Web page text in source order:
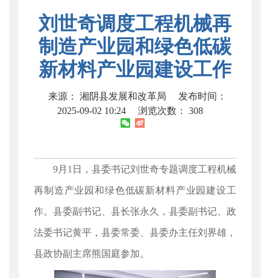
刘世奇调度工程机械再
制造产业园和绿色低碳
新材料产业园建设工作
来源： 湘阴县发展和改革局
发布时间：
2025-09-02 10:24
浏览次数： 308
9月1日，县委书记刘世奇专题调度工程机械
再制造产业园和绿色低碳新材料产业园建设工
作。县委副书记、县长张永久，县委副书记、政
法委书记黄平，县委常委、县委办主任刘界雄，
县政协副主席熊国庭参加。